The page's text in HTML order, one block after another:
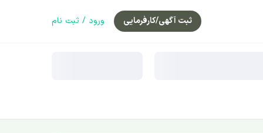
ثبت آگهی/کارفرمایی ورود / ثبت نام